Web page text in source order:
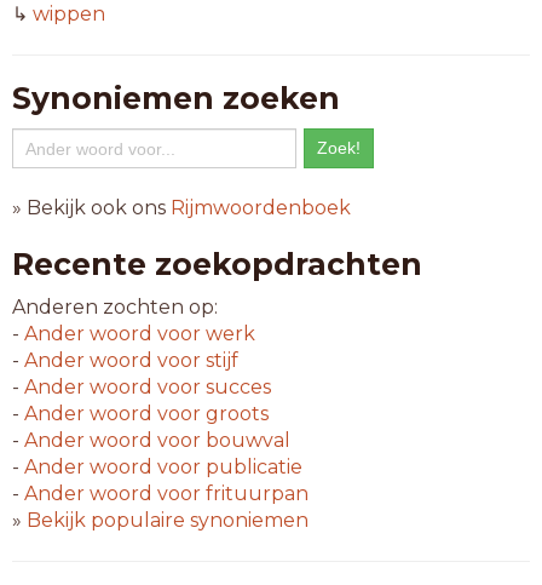
↳ wippen
Synoniemen zoeken
» Bekijk ook ons Rijmwoordenboek
Recente zoekopdrachten
Anderen zochten op:
- Ander woord voor werk
- Ander woord voor stijf
- Ander woord voor succes
- Ander woord voor groots
- Ander woord voor bouwval
- Ander woord voor publicatie
- Ander woord voor frituurpan
» Bekijk populaire synoniemen